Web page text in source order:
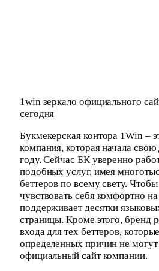
1win зеркало официального
сегодня
Букмекерская контора 1Win –
компания, которая начала свою
году. Сейчас БК уверенно
подобных услуг, имея
беттеров по всему свету.
чувствовать себя комфортно
поддерживает десятки
страницы. Кроме этого, бренд
входа для тех беттеров,
определенных причин не могут
официальный сайт компании.